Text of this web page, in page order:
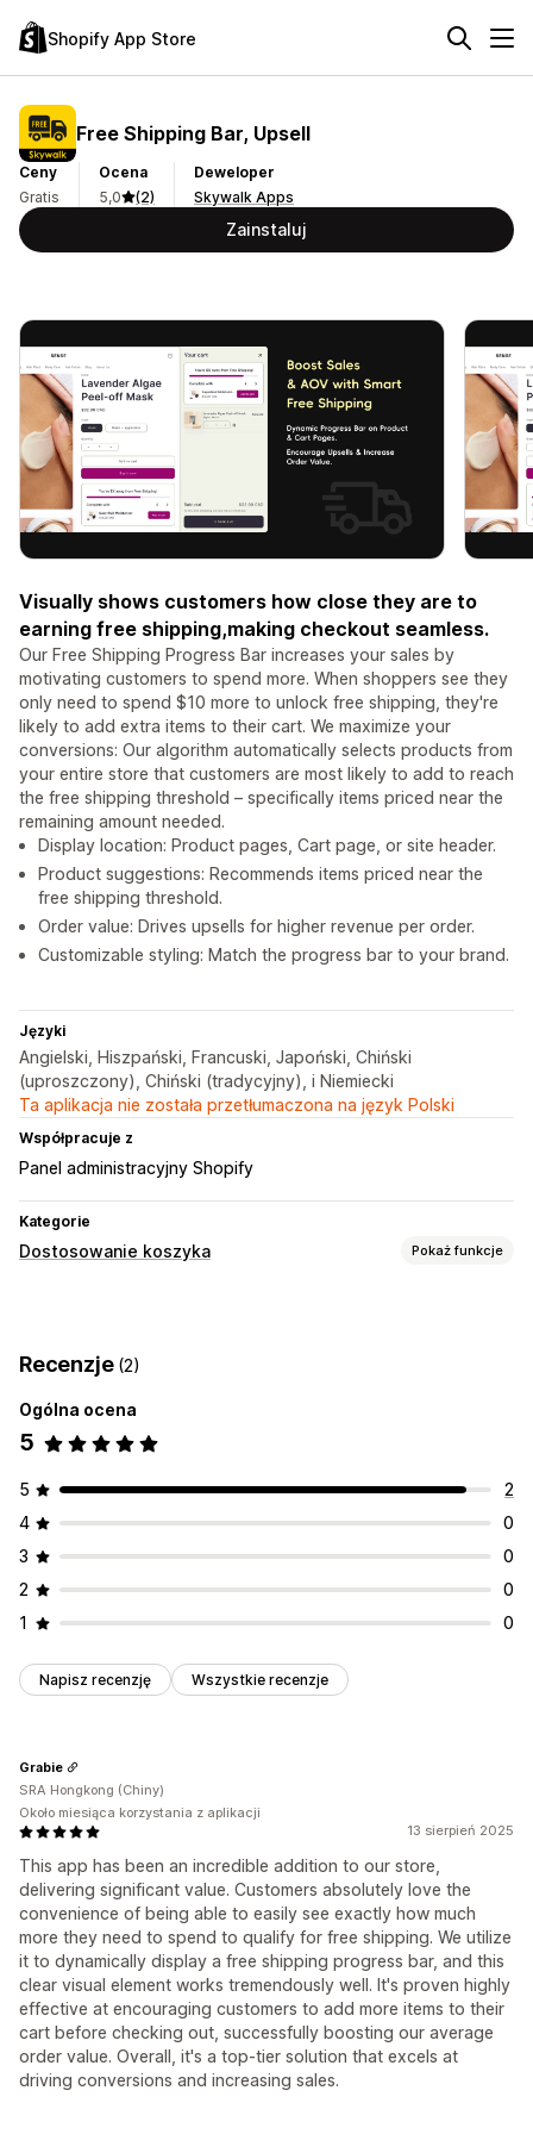
Shopify App Store
Free Shipping Bar, Upsell
Ceny
Gratis
Ocena
5,0
(2)
Deweloper
Skywalk Apps
Zainstaluj
Visually shows customers how close they are to
earning free shipping,making checkout seamless.
Our Free Shipping Progress Bar increases your sales by
motivating customers to spend more. When shoppers see they
only need to spend $10 more to unlock free shipping, they're
likely to add extra items to their cart. We maximize your
conversions: Our algorithm automatically selects products from
your entire store that customers are most likely to add to reach
the free shipping threshold – specifically items priced near the
remaining amount needed.
Display location: Product pages, Cart page, or site header.
Product suggestions: Recommends items priced near the
free shipping threshold.
Order value: Drives upsells for higher revenue per order.
Customizable styling: Match the progress bar to your brand.
Języki
Angielski, Hiszpański, Francuski, Japoński, Chiński
(uproszczony), Chiński (tradycyjny), i Niemiecki
Ta aplikacja nie została przetłumaczona na język Polski
Współpracuje z
Panel administracyjny Shopify
Kategorie
Dostosowanie koszyka Pokaż funkcje
Promocje
Responsywność na urządzeniach mobilnych
Szuflada koszyka
Sprzedaż droższych produktów
Często kupowane razem
Personalizacja realizacji zakupu
Sprzedaż droższych produktów za pomocą jednego
kliknięcia
Recenzje (2)
Ogólna ocena
5
5
2
4
0
3
0
2
0
1
0
Napisz recenzję Wszystkie recenzje
13 sierpień 2025
This app has been an incredible addition to our store,
delivering significant value. Customers absolutely love the
convenience of being able to easily see exactly how much
more they need to spend to qualify for free shipping. We utilize
it to dynamically display a free shipping progress bar, and this
clear visual element works tremendously well. It's proven highly
effective at encouraging customers to add more items to their
cart before checking out, successfully boosting our average
order value. Overall, it's a top-tier solution that excels at
driving conversions and increasing sales.
Grabie
SRA Hongkong (Chiny)
Około miesiąca korzystania z aplikacji